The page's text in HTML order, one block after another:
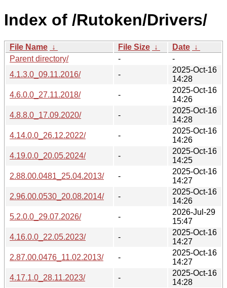
Index of /Rutoken/Drivers/
File Name ↓ File Size ↓ Date ↓
Parent directory/
-
-
4.1.3.0_09.11.2016/
-
2025-Oct-16
14:28
4.6.0.0_27.11.2018/
-
2025-Oct-16
14:26
4.8.8.0_17.09.2020/
-
2025-Oct-16
14:28
4.14.0.0_26.12.2022/
-
2025-Oct-16
14:26
4.19.0.0_20.05.2024/
-
2025-Oct-16
14:25
2.88.00.0481_25.04.2013/
-
2025-Oct-16
14:27
2.96.00.0530_20.08.2014/
-
2025-Oct-16
14:26
5.2.0.0_29.07.2026/
-
2026-Jul-29
15:47
4.16.0.0_22.05.2023/
-
2025-Oct-16
14:27
2.87.00.0476_11.02.2013/
-
2025-Oct-16
14:27
4.17.1.0_28.11.2023/
-
2025-Oct-16
14:28